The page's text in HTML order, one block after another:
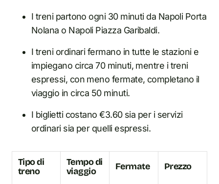
I treni partono ogni 30 minuti da Napoli Porta
Nolana o Napoli Piazza Garibaldi.
I treni ordinari fermano in tutte le stazioni e
impiegano circa 70 minuti, mentre i treni
espressi, con meno fermate, completano il
viaggio in circa 50 minuti.
I biglietti costano €3.60 sia per i servizi
ordinari sia per quelli espressi.
Tipo di
treno
Tempo di
viaggio
Fermate Prezzo